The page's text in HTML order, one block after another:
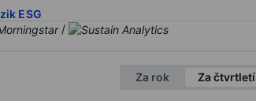
ESG
/
Za rok Za čtvrtletí